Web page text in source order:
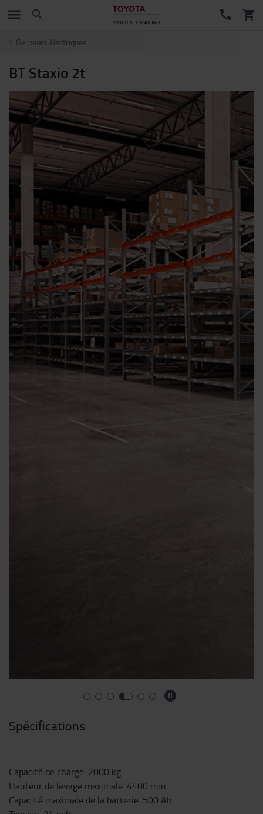
Gerbeurs électriques
BT Staxio 2t
Spécifications
Capacité de charge: 2000 kg
Hauteur de levage maximale: 4400 mm
Capacité maximale de la batterie: 500 Ah